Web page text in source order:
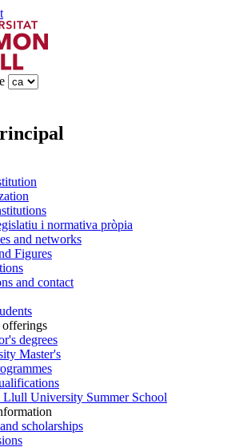
i normativa pròpia
and networks
Figures
and contact
offerings
degrees
Master's
Llull University Summer School
scholarships